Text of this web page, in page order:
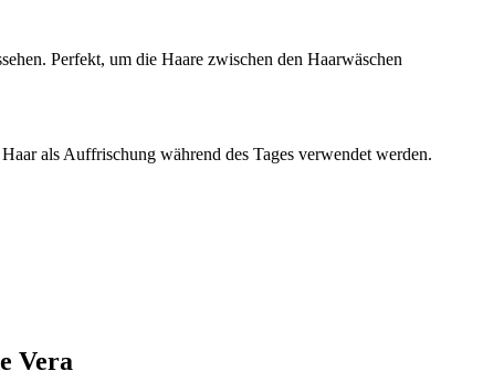
Perfekt, um die Haare zwischen den Haarwäschen
als Auffrischung während des Tages verwendet werden.
Vera